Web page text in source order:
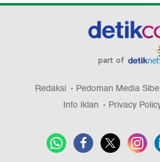
part of
Redaksi Pedoman Media
Info Iklan
Privacy